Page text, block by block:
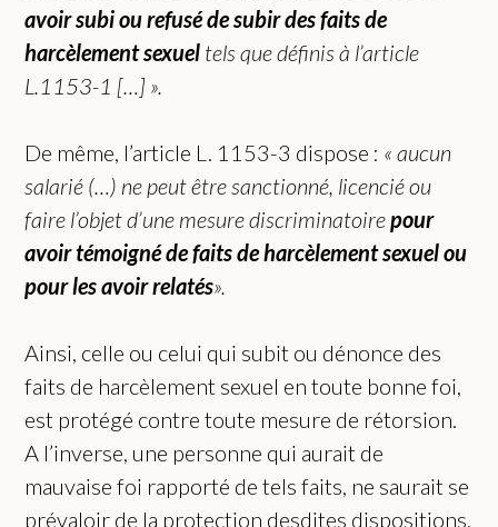
avoir subi ou refusé de subir des faits de
harcèlement sexuel tels que définis à l’article
L.1153-1 […] ».
De même, l’article L. 1153-3 dispose : « aucun
salarié (…) ne peut être sanctionné, licencié ou
faire l’objet d’une mesure discriminatoirepour
avoir témoigné de faits de harcèlement sexuel ou
pour les avoir relatés».
Ainsi, celle ou celui qui subit ou dénonce des
faits de harcèlement sexuel en toute bonne foi,
est protégé contre toute mesure de rétorsion.
A l’inverse, une personne qui aurait de
mauvaise foi rapporté de tels faits, ne saurait se
prévaloir de la protection desdites dispositions,